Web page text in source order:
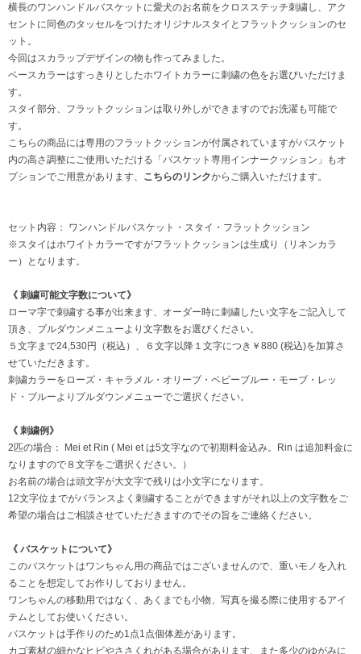
横長のワンハンドルバスケットに愛犬のお名前をクロスステッチ刺繍し、アク
セントに同色のタッセルをつけたオリジナルスタイとフラットクッションのセ
ット。
今回はスカラップデザインの物も作ってみました。
ベースカラーはすっきりとしたホワイトカラーに刺繍の色をお選びいただけま
す。
スタイ部分、フラットクッションは取り外しができますのでお洗濯も可能で
す。
こちらの商品には専用のフラットクッションが付属されていますがバスケット
内の高さ調整にご使用いただける「バスケット専用インナークッション」もオ
プションでご用意があります、 こちらのリンクからご購入いただけます。
セット内容： ワンハンドルバスケット・スタイ・フラットクッション
※スタイはホワイトカラーですがフラットクッションは生成り（リネンカラ
ー）となります。
《 刺繍可能文字数について》
ローマ字で刺繍する事が出来ます、オーダー時に刺繍したい文字をご記入して
頂き、プルダウンメニューより文字数をお選びください。
５文字まで24,530円（税込）、６文字以降１文字につき￥880 (税込)を加算さ
せていただきます。
刺繍カラーをローズ・キャラメル・オリーブ・ベビーブルー・モーブ・レッ
ド・ブルーよりプルダウンメニューでご選択ください。
《 刺繍例》
2匹の場合： Mei et Rin ( Mei et は5文字なので初期料金込み。Rin は追加料金に
なりますので８文字をご選択ください。）
お名前の場合は頭文字が大文字で残りは小文字になります。
12文字位までがバランスよく刺繍することができますがそれ以上の文字数をご
希望の場合はご相談させていただきますのでその旨をご連絡ください。
《 バスケットについて》
このバスケットはワンちゃん用の商品ではございませんので、重いモノを入れ
ることを想定してお作りしておりません。
ワンちゃんの移動用ではなく、あくまでも小物、写真を撮る際に使用するアイ
テムとしてお使いください。
バスケットは手作りのため1点1点個体差があります。
カゴ素材の細かなヒビやささくれがある場合があります、また多少のゆがみに